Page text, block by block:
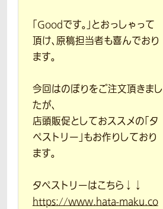
「Goodです。」とおっしゃって
頂け、原稿担当者も喜んでおり
ます。
今回はのぼりをご注文頂きまし
たが、
店頭販促としておススメの「タ
ペストリー」もお作りしており
ます。
タペストリーはこちら↓↓
https://www.hata-maku.co